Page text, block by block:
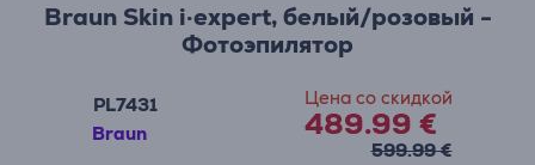
Braun Skin i·expert, белый/розовый -
Фотоэпилятор
PL7431
Braun
Цена со скидкой
489.99 €
599.99 €